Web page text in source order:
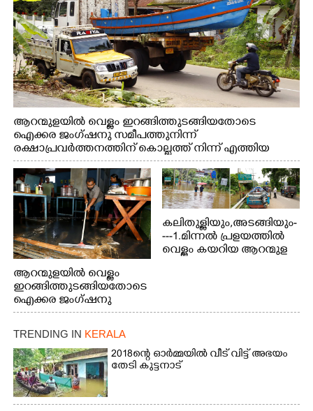
ആറന്മുളയിൽ വെള്ളം ഇറങ്ങിത്തുടങ്ങിയതോടെ
ഐക്കര ജംഗ്ഷനു സമീപത്തുനിന്ന്
രക്ഷാപ്രവർത്തനത്തിന് കൊല്ലത്ത് നിന്ന് എത്തിയ
ബോട്ടുകൾ തിരികെക്കൊണ്ടുപോകുന്നു.
ആറന്മുളയിൽ വെള്ളം
ഇറങ്ങിത്തുടങ്ങിയതോടെ
ഐക്കര ജംഗ്ഷനു
സമീപം ആറന്മുള
കിടങ്ങന്നൂർ റോഡിന്
സമീപം പ്രവർത്തിക്കു
ആറന്മുള തട്ടുകട കഴുകി
വൃത്തിയാക്കുന്നു.
കലിതുള്ളിയും,അടങ്ങിയും-
---1.മിന്നൽ പ്രളയത്തിൽ
വെള്ളം കയറിയ ആറന്മുള
ഇറങ്ങിപ്പോൾ
ത്തിന് ഓച്ചിറ അഴിക്കലിൽ
നിന്ന്എത്തിച്ച ബോട്ടും.
TRENDING IN KERALA
2018ന്റെ ഓർമ്മയിൽ വീട് വിട്ട് അഭയം
തേടി കുട്ടനാട്